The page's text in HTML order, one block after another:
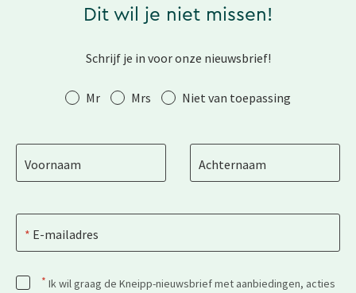
Dit wil je niet missen!
Schrijf je in voor onze nieuwsbrief!
Aanhef Mr Mrs Niet van toepassing
Voornaam Achternaam
E-mailadres
* Ik wil graag de Kneipp-nieuwsbrief met aanbiedingen, acties